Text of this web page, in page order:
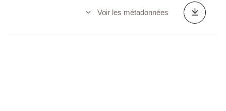
Voir les métadonnées